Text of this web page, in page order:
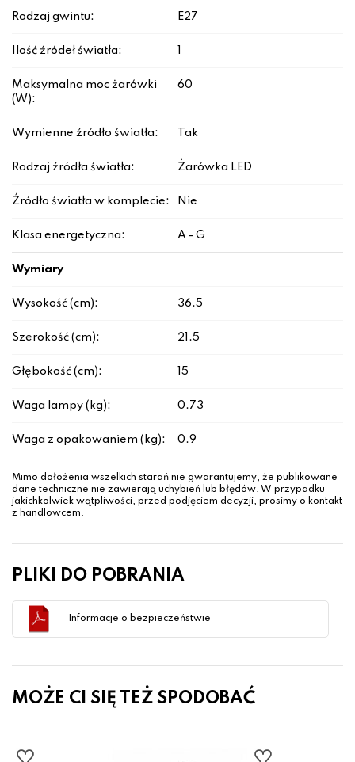
Rodzaj gwintu: E27
Ilość źródeł światła:
Maksymalna moc żarówki
(W):
60
Wymienne źródło światła: Tak
Rodzaj źródła światła: Żarówka LED
Źródło światła w komplecie: Nie
Klasa energetyczna: A - G
Wymiary
Wysokość (cm): 36.5
Szerokość (cm): 21.5
Głębokość (cm): 15
Waga lampy (kg): 0.73
Waga z opakowaniem (kg): 0.9
Mimo dołożenia wszelkich starań nie gwarantujemy, że publikowane
dane techniczne nie zawierają uchybień lub błędów. W przypadku
jakichkolwiek wątpliwości, przed podjęciem decyzji, prosimy o kontakt
z handlowcem.
PLIKI DO POBRANIA
Informacje o bezpieczeństwie
MOŻE CI SIĘ TEŻ SPODOBAĆ